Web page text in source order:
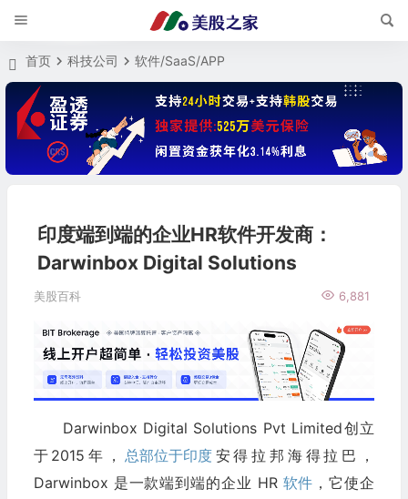
首页 科技公司 软件/SaaS/APP
印度端到端的企业HR软件开发商：
Darwinbox Digital Solutions
美股百科 6,881
Darwinbox Digital Solutions Pvt Limited创立
于2015年， 总部位于印度安得拉邦海得拉巴，
Darwinbox 是一款端到端的企业 HR软件 ，它使企